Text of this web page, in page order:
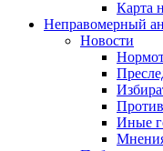
Карта
Неправомерный
Новости
Иные